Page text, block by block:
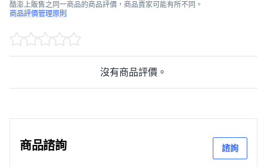
酷澎上販售之同一商品的商品評價，商品賣家可能有所不同。
商品評價管理原則
沒有商品評價。
商品諮詢 諮詢